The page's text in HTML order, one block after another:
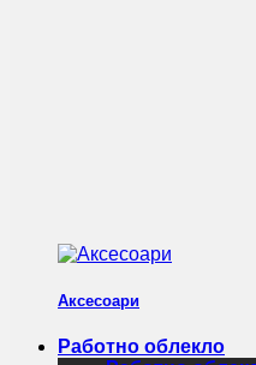
Аксесоари
Работно облекло